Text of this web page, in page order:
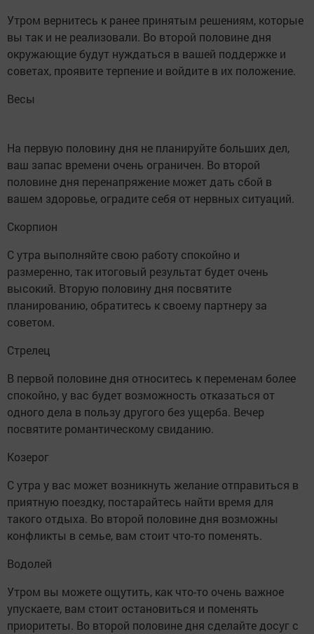
Утром вернитесь к ранее принятым решениям, которые
вы так и не реализовали. Во второй половине дня
окружающие будут нуждаться в вашей поддержке и
советах, проявите терпение и войдите в их положение.
Весы
На первую половину дня не планируйте больших дел,
ваш запас времени очень ограничен. Во второй
половине дня перенапряжение может дать сбой в
вашем здоровье, оградите себя от нервных ситуаций.
Скорпион
С утра выполняйте свою работу спокойно и
размеренно, так итоговый результат будет очень
высокий. Вторую половину дня посвятите
планированию, обратитесь к своему партнеру за
советом.
Стрелец
В первой половине дня относитесь к переменам более
спокойно, у вас будет возможность отказаться от
одного дела в пользу другого без ущерба. Вечер
посвятите романтическому свиданию.
Козерог
С утра у вас может возникнуть желание отправиться в
приятную поездку, постарайтесь найти время для
такого отдыха. Во второй половине дня возможны
конфликты в семье, вам стоит что-то поменять.
Водолей
Утром вы можете ощутить, как что-то очень важное
упускаете, вам стоит остановиться и поменять
приоритеты. Во второй половине дня сделайте досуг с